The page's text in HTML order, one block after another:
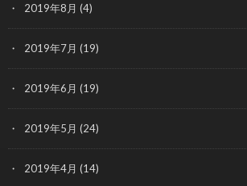
2019年8月 (4)
2019年7月 (19)
2019年6月 (19)
2019年5月 (24)
2019年4月 (14)